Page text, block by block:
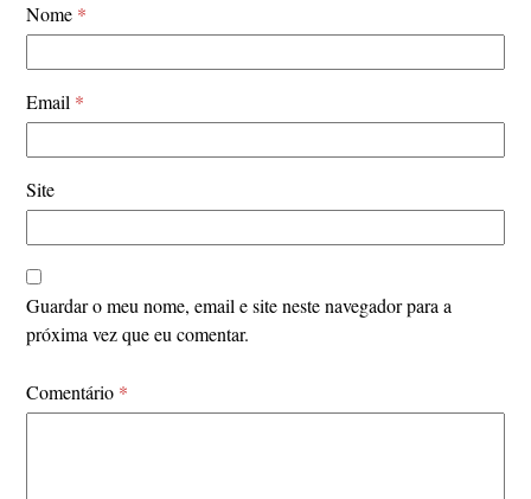
Nome *
Email *
Site
Guardar o meu nome, email e site neste navegador para a
próxima vez que eu comentar.
Comentário *